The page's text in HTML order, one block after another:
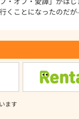
行くことになったの
ます